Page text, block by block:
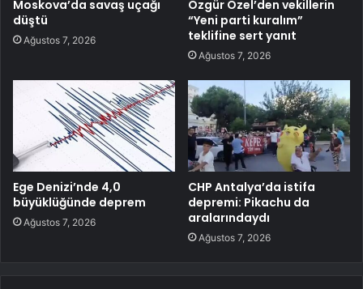
Moskova’da savaş uçağı
düştü
Ağustos 7, 2026
Özgür Özel’den vekillerin
“Yeni parti kuralım”
teklifine sert yanıt
Ağustos 7, 2026
Ege Denizi’nde 4,0
büyüklüğünde deprem
Ağustos 7, 2026
CHP Antalya’da istifa
depremi: Pikachu da
aralarındaydı
Ağustos 7, 2026